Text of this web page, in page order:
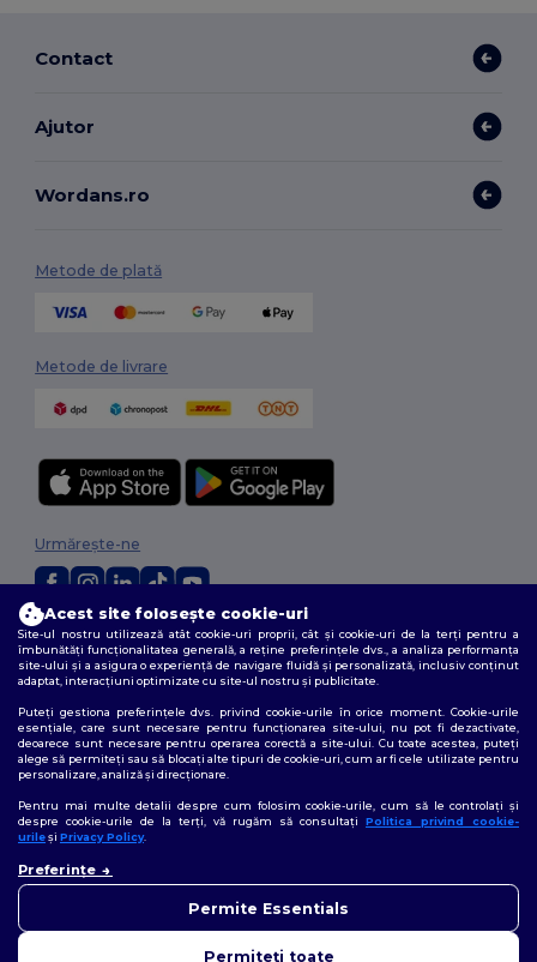
Contact
Ajutor
Wordans.ro
Metode de plată
Metode de livrare
2026. Toate drepturile rezervate
Termeni și condiții|Politica de confidențialitate|Politica privind cookie-
urile |Sitemap
Urmărește-ne
Acest site folosește cookie-uri
Site-ul nostru utilizează atât cookie-uri proprii, cât și cookie-uri de la terți pentru a
îmbunătăți funcționalitatea generală, a reține preferințele dvs., a analiza performanța
site-ului și a asigura o experiență de navigare fluidă și personalizată, inclusiv conținut
adaptat, interacțiuni optimizate cu site-ul nostru și publicitate.
Puteți gestiona preferințele dvs. privind cookie-urile în orice moment. Cookie-urile
esențiale, care sunt necesare pentru funcționarea site-ului, nu pot fi dezactivate,
deoarece sunt necesare pentru operarea corectă a site-ului. Cu toate acestea, puteți
alege să permiteți sau să blocați alte tipuri de cookie-uri, cum ar fi cele utilizate pentru
personalizare, analiză și direcționare.
Pentru mai multe detalii despre cum folosim cookie-urile, cum să le controlați și
despre cookie-urile de la terți, vă rugăm să consultați Politica privind cookie-
urileși Privacy Policy.
Preferințe
Permite Essentials
Permiteți toate
în orice moment. Chatbot-ul
ajuta.